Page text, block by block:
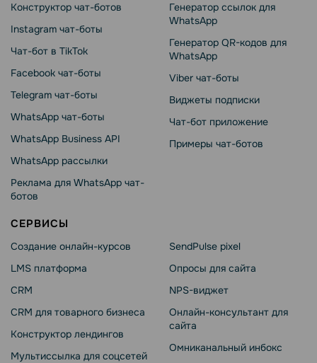
Конструктор чат-ботов
Instagram чат-боты
Чат-бот в TikTok
Facebook чат-боты
Telegram чат-боты
WhatsApp чат-боты
WhatsApp Business API
WhatsApp рассылки
Реклама для WhatsApp чат-
ботов
Генератор ссылок для
WhatsApp
Генератор QR-кодов для
WhatsApp
Viber чат-боты
Виджеты подписки
Чат-бот приложение
Примеры чат-ботов
СЕРВИСЫ
Создание онлайн-курсов
LMS платформа
CRM
CRM для товарного бизнеса
Конструктор лендингов
Мультиссылка для соцсетей
SendPulse pixel
Опросы для сайта
NPS-виджет
Онлайн-консультант для
сайта
Омниканальный инбокс